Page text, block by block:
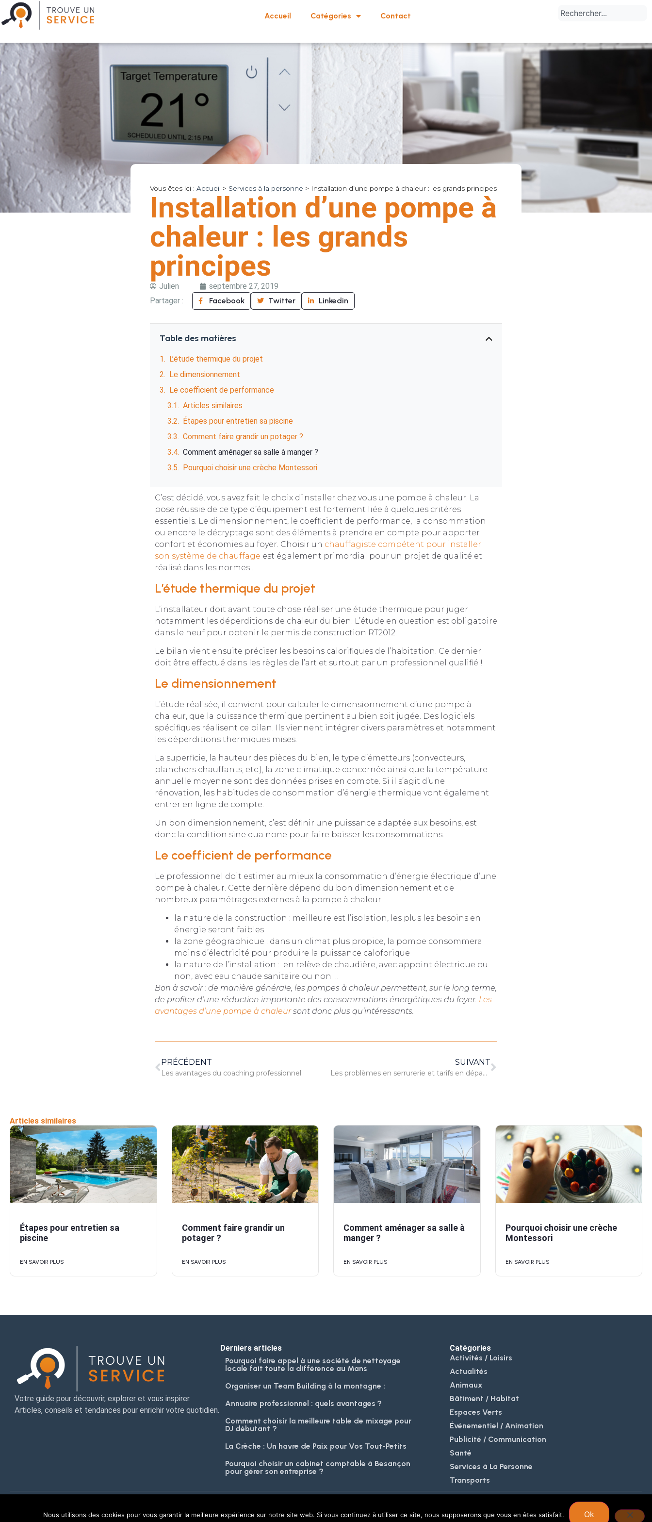
Accueil Catégories Contact
Vous êtes ici : Accueil > Services à la personne > Installation d’une pompe à chaleur : les grands principes
Installation d’une pompe à
chaleur : les grands
principes
Julien
septembre 27, 2019
Partager :
Facebook Twitter Linkedin
Table des matières
L’étude thermique du projet
Le dimensionnement
Le coefficient de performance
Articles similaires
Étapes pour entretien sa piscine
Comment faire grandir un potager ?
Comment aménager sa salle à manger ?
Pourquoi choisir une crèche Montessori
C’est décidé, vous avez fait le choix d’installer chez vous une pompe à chaleur. La
pose réussie de ce type d’équipement est fortement liée à quelques critères
essentiels. Le dimensionnement, le coefficient de performance, la consommation
ou encore le décryptage sont des éléments à prendre en compte pour apporter
confort et économies au foyer. Choisir un chauffagiste compétent pour installer
son système de chauffage est également primordial pour un projet de qualité et
réalisé dans les normes !
L’étude thermique du projet
L’installateur doit avant toute chose réaliser une étude thermique pour juger
notamment les déperditions de chaleur du bien. L’étude en question est obligatoire
dans le neuf pour obtenir le permis de construction RT2012.
Le bilan vient ensuite préciser les besoins calorifiques de l’habitation. Ce dernier
doit être effectué dans les règles de l’art et surtout par un professionnel qualifié !
Le dimensionnement
L’étude réalisée, il convient pour calculer le dimensionnement d’une pompe à
chaleur, que la puissance thermique pertinent au bien soit jugée. Des logiciels
spécifiques réalisent ce bilan. Ils viennent intégrer divers paramètres et notamment
les déperditions thermiques mises.
La superficie, la hauteur des pièces du bien, le type d’émetteurs (convecteurs,
planchers chauffants, etc.), la zone climatique concernée ainsi que la température
annuelle moyenne sont des données prises en compte. Si il s’agit d’une
rénovation, les habitudes de consommation d’énergie thermique vont également
entrer en ligne de compte.
Un bon dimensionnement, c’est définir une puissance adaptée aux besoins, est
donc la condition sine qua none pour faire baisser les consommations.
Le coefficient de performance
Le professionnel doit estimer au mieux la consommation d’énergie électrique d’une
pompe à chaleur. Cette dernière dépend du bon dimensionnement et de
nombreux paramétrages externes à la pompe à chaleur.
la nature de la construction : meilleure est l’isolation, les plus les besoins en
énergie seront faibles
la zone géographique : dans un climat plus propice, la pompe consommera
moins d’électricité pour produire la puissance caloforique
la nature de l’installation : en relève de chaudière, avec appoint électrique ou
non, avec eau chaude sanitaire ou non …
Bon à savoir : de manière générale, les pompes à chaleur permettent, sur le long terme,
de profiter d’une réduction importante des consommations énergétiques du foyer. Les
avantages d’une pompe à chaleursont donc plus qu’intéressants.
PRÉCÉDENT
Les avantages du coaching professionnel
SUIVANT
Les problèmes en serrurerie et tarifs en dépannage
Articles similaires
Étapes pour entretien sa
piscine
EN SAVOIR PLUS
Comment faire grandir un
potager ?
EN SAVOIR PLUS
Comment aménager sa salle à
manger ?
EN SAVOIR PLUS
Pourquoi choisir une crèche
Montessori
EN SAVOIR PLUS
Votre guide pour découvrir, explorer et vous inspirer.
Articles, conseils et tendances pour enrichir votre quotidien.
Derniers articles
Pourquoi faire appel à une société de nettoyage
locale fait toute la différence au Mans
Organiser un Team Building à la montagne :
Annuaire professionnel : quels avantages ?
Comment choisir la meilleure table de mixage pour
DJ débutant ?
La Crèche : Un havre de Paix pour Vos Tout-Petits
Pourquoi choisir un cabinet comptable à Besançon
pour gérer son entreprise ?
Catégories
Activités / Loisirs
Actualités
Animaux
Bâtiment / Habitat
Espaces Verts
Événementiel / Animation
Publicité / Communication
Santé
Services à La Personne
Transports
réservés. |
Plan du site
Nous utilisons des cookies pour vous garantir la meilleure expérience sur notre site web. Si vous continuez à utiliser ce site, nous supposerons que vous en êtes satisfait. Ok